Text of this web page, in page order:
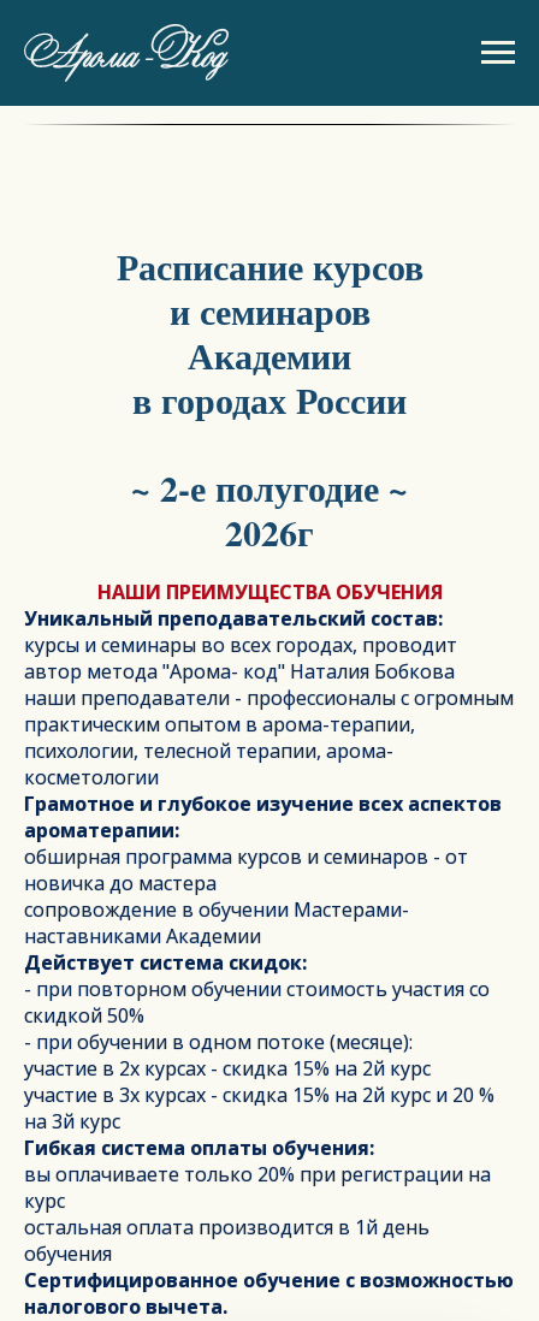
Расписание курсов
и семинаров
Академии
в городах России
~ 2-е полугодие ~
2026г
НАШИ ПРЕИМУЩЕСТВА ОБУЧЕНИЯ
Уникальный преподавательский состав:
курсы и семинары во всех городах, проводит
автор метода "Арома- код" Наталия Бобкова
наши преподаватели - профессионалы с огромным
практическим опытом в арома-терапии,
психологии, телесной терапии, арома-
косметологии
Грамотное и глубокое изучение всех аспектов
ароматерапии:
обширная программа курсов и семинаров - от
новичка до мастера
сопровождение в обучении Мастерами-
наставниками Академии
Действует система скидок:
- при повторном обучении стоимость участия со
скидкой 50%
- при обучении в одном потоке (месяце):
участие в 2х курсах - скидка 15% на 2й курс
участие в 3х курсах - скидка 15% на 2й курс и 20 %
на 3й курс
Гибкая система оплаты обучения:
вы оплачиваете только 20% при регистрации на
курс
остальная оплата производится в 1й день
обучения
Сертифицированное обучение с возможностью
налогового вычета.